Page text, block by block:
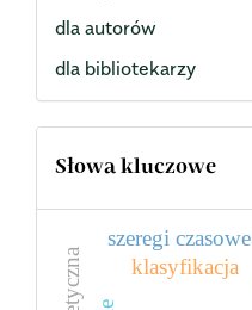
dla autorów
dla bibliotekarzy
Słowa kluczowe
klasyfikacja
szeregi czasowe